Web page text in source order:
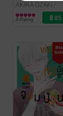
AKIRA OZAKI /
Bongkoch
Publishing
การ์ตูนผู้หญิง
4 Rating